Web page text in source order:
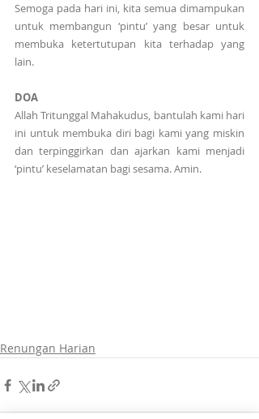
Semoga pada hari ini, kita semua dimampukan
untuk membangun ‘pintu’ yang besar untuk
membuka ketertutupan kita terhadap yang
lain.
DOA
Allah Tritunggal Mahakudus, bantulah kami hari
ini untuk membuka diri bagi kami yang miskin
dan terpinggirkan dan ajarkan kami menjadi
‘pintu’ keselamatan bagi sesama. Amin.
Renungan Harian